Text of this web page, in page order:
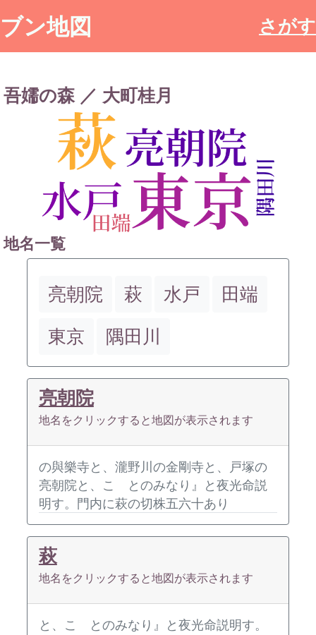
ブン地図 さがす
吾嬬の森 ／ 大町桂月
地名一覧
亮朝院 萩 水戸
田端
東京
隅田川
亮朝院
地名をクリックすると地図が表示されます
の與樂寺と、瀧野川の金剛寺と、戸塚の
亮朝院と、こゝとのみなり』と夜光命説
明す。門内に萩の切株五六十あり
萩
地名をクリックすると地図が表示されます
と、こゝとのみなり』と夜光命説明す。